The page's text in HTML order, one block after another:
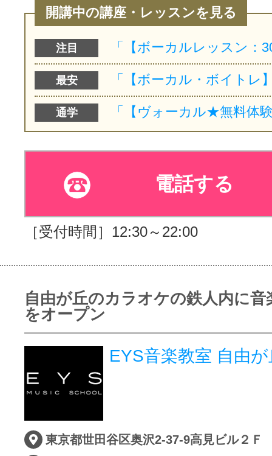
開講中の講座・レッスンを見る
注目
最安
通学
電話する
［受付時間］12:30～22:00
自由が丘のカラオケの鉄人内に音
をオープン
EYS音楽教室 自由
東京都世田谷区奥沢2-37-9高見ビル２Ｆ